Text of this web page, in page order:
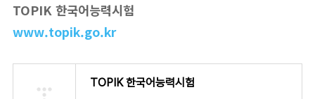
TOPIK 한국어능력시험
www.topik.go.kr
TOPIK 한국어능력시험